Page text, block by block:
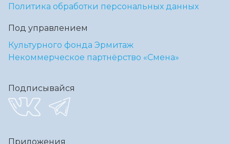
Политика обработки персональных данных
Под управлением
Культурного фонда Эрмитаж
Некоммерческое партнёрство «Смена»
Подписывайся
Приложения